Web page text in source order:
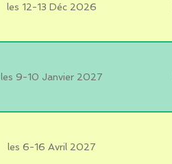
les 12-13 Déc 2026
les 9-10 Janvier 2027
les 6-16 Avril 2027